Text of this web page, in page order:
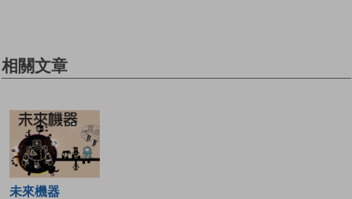
相關文章
未來機器